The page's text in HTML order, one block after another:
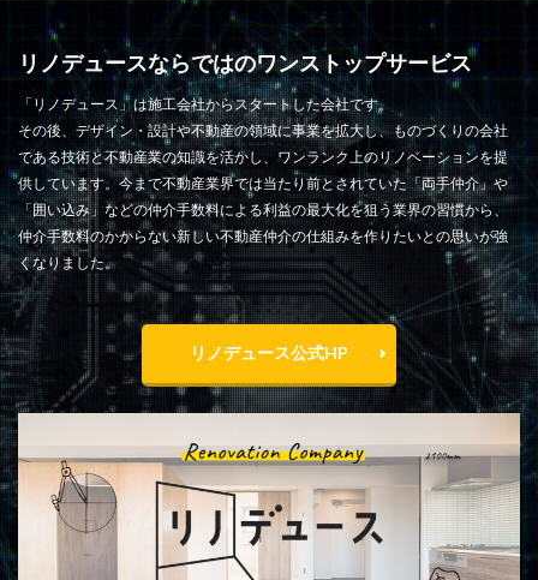
リノデュースならではのワンストップサービス
「リノデュース」は施工会社からスタートした会社です。
その後、デザイン・設計や不動産の領域に事業を拡大し、ものづくりの会社
である技術と不動産業の知識を活かし、ワンランク上のリノベーションを提
供しています。今まで不動産業界では当たり前とされていた「両手仲介」や
「囲い込み」などの仲介手数料による利益の最大化を狙う業界の習慣から、
仲介手数料のかからない新しい不動産仲介の仕組みを作りたいとの思いが強
くなりました。
リノデュース公式HP